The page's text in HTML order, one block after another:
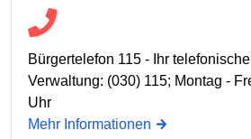
Bürgertelefon 115 - Ihr
Verwaltung: (030) 115; Montag -
Uhr
Mehr Informationen